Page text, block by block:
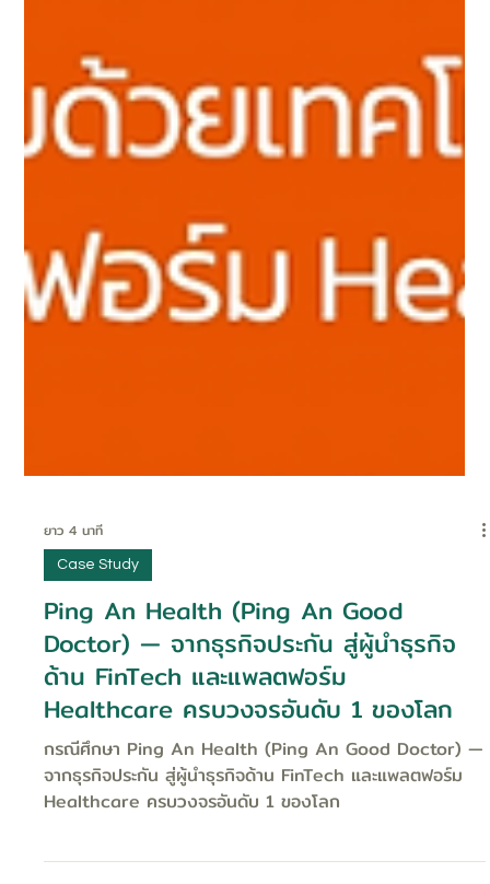
ยาว 4 นาที
Case Study
Ping An Health (Ping An Good
Doctor) — จากธุรกิจประกัน สู่ผู้นำธุรกิจ
ด้าน FinTech และแพลตฟอร์ม
Healthcare ครบวงจรอันดับ 1 ของโลก
กรณีศึกษา Ping An Health (Ping An Good Doctor) —
จากธุรกิจประกัน สู่ผู้นำธุรกิจด้าน FinTech และแพลตฟอร์ม